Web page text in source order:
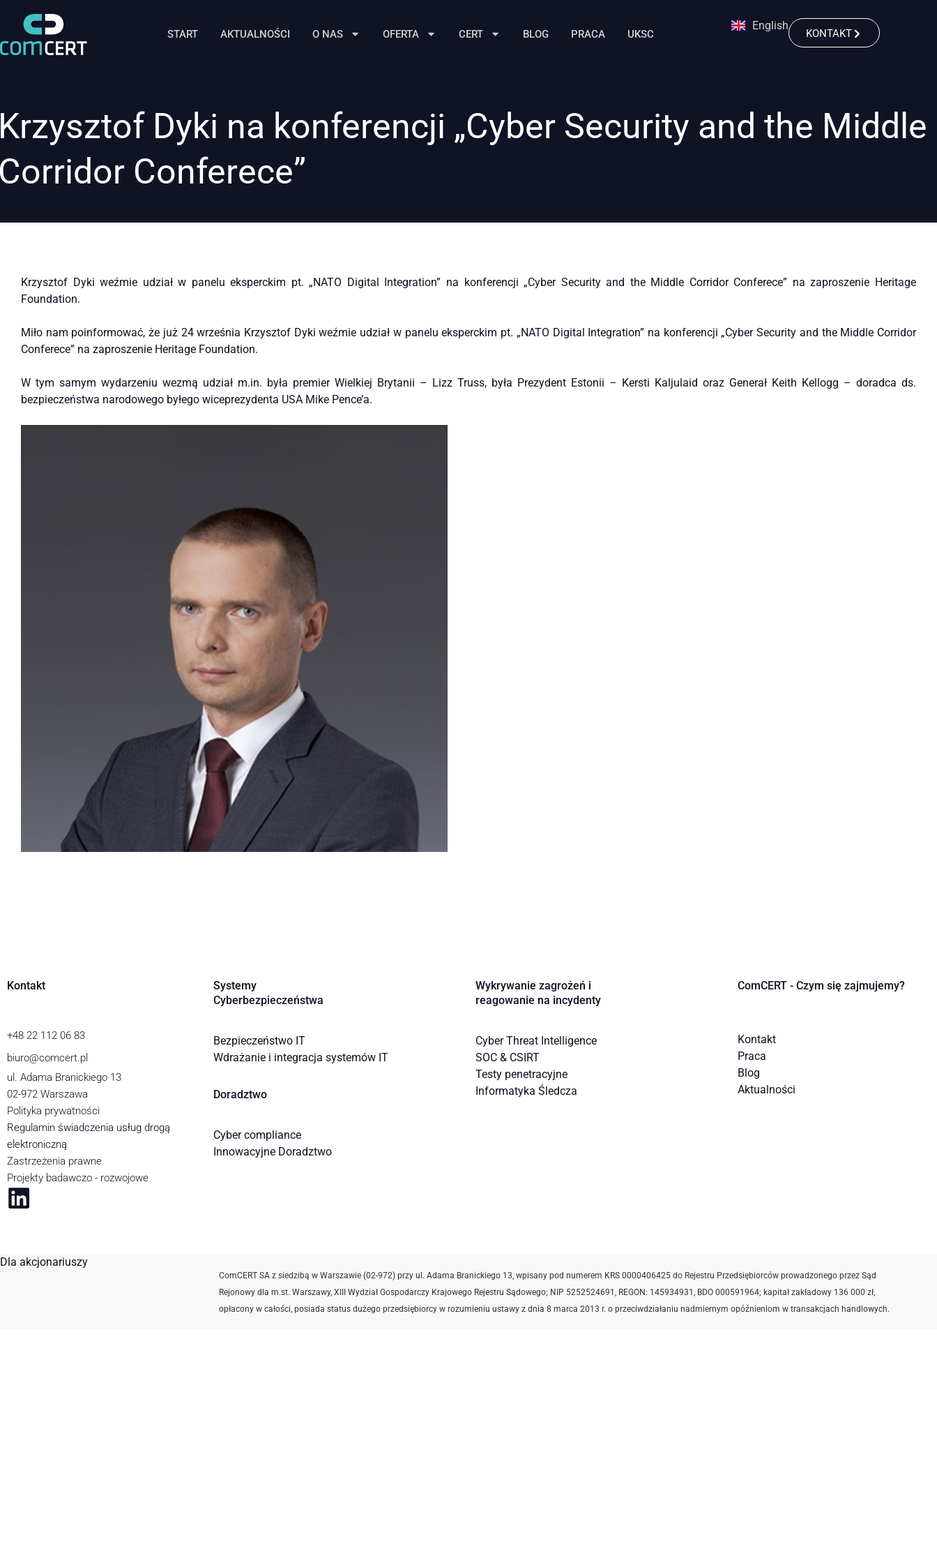
START AKTUALNOŚCI O NAS OFERTA CERT BLOG PRACA UKSC
English
KONTAKT
Dyki na konferencji „Cyber Security and the Middle
Conferece”
Krzysztof Dyki weźmie udział w panelu eksperckim pt. „NATO Digital Integration” na konferencji „Cyber Security and the Middle Corridor Conferece” na zaproszenie Heritage
Foundation.
Miło nam poinformować, że już 24 września Krzysztof Dyki weźmie udział w panelu eksperckim pt. „NATO Digital Integration” na konferencji „Cyber Security and the Middle Corridor
Conferece” na zaproszenie Heritage Foundation.
W tym samym wydarzeniu wezmą udział m.in. była premier Wielkiej Brytanii – Lizz Truss, była Prezydent Estonii – Kersti Kaljulaid oraz Generał Keith Kellogg – doradca ds.
bezpieczeństwa narodowego byłego wiceprezydenta USA Mike Pence’a.
Kontakt
+48 22 112 06 83
biuro@comcert.pl
ul. Adama Branickiego 13
02-972 Warszawa
Polityka prywatności
Regulamin świadczenia usług drogą
elektroniczną
Zastrzeżenia prawne
Projekty badawczo - rozwojowe
Systemy
Cyberbezpieczeństwa
Bezpieczeństwo IT
Wdrażanie i integracja systemów IT
Doradztwo
Cyber compliance
Innowacyjne Doradztwo
Wykrywanie zagrożeń i
reagowanie na incydenty
Cyber Threat Intelligence
SOC & CSIRT
Testy penetracyjne
Informatyka Śledcza
ComCERT - Czym się zajmujemy?
Kontakt
Praca
Blog
Aktualności
Dla akcjonariuszy
ComCERT SA z siedzibą w Warszawie (02-972) przy ul. Adama Branickiego 13, wpisany pod numerem KRS 0000406425 do Rejestru Przedsiębiorców prowadzonego przez Sąd
Rejonowy dla m.st. Warszawy, XIII Wydział Gospodarczy Krajowego Rejestru Sądowego; NIP 5252524691, REGON: 145934931, BDO 000591964; kapitał zakładowy 136 000 zł,
opłacony w całości, posiada status dużego przedsiębiorcy w rozumieniu ustawy z dnia 8 marca 2013 r. o przeciwdziałaniu nadmiernym opóźnieniom w transakcjach handlowych.